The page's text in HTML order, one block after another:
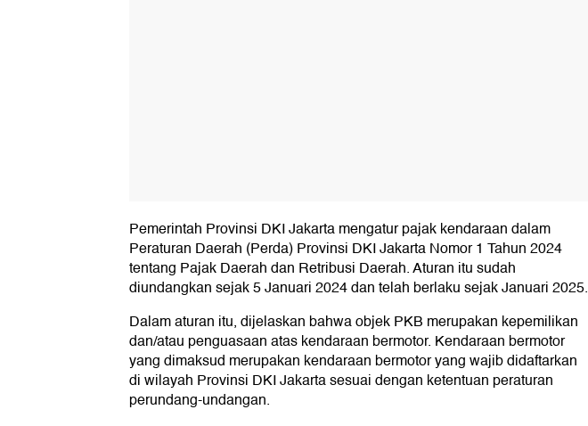
Pemerintah Provinsi DKI Jakarta mengatur pajak kendaraan dalam
Peraturan Daerah (Perda) Provinsi DKI Jakarta Nomor 1 Tahun 2024
tentang Pajak Daerah dan Retribusi Daerah. Aturan itu sudah
diundangkan sejak 5 Januari 2024 dan telah berlaku sejak Januari 2025.
Dalam aturan itu, dijelaskan bahwa objek PKB merupakan kepemilikan
dan/atau penguasaan atas kendaraan bermotor. Kendaraan bermotor
yang dimaksud merupakan kendaraan bermotor yang wajib didaftarkan
di wilayah Provinsi DKI Jakarta sesuai dengan ketentuan peraturan
perundang-undangan.